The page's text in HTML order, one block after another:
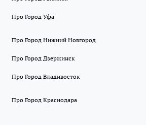
Про Город Уфа
Про Город Нижний Новгород
Про Город Дзержинск
Про Город Владивосток
Про Город Краснодара